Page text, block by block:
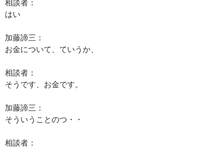
相談者：
はい
加藤諦三：
お金について、ていうか、
相談者：
そうです、お金です。
加藤諦三：
そういうことのつ・・
相談者：